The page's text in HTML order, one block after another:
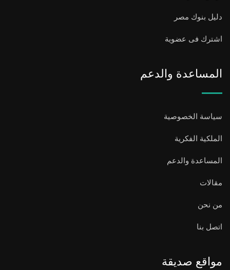
دليل بنوك مصر
اشترك فى عضوية
المساعدة والدعم
سياسة الخصوصية
الملكية الفكرية
المساعدة والدعم
مقالات
من نحن
اتصل بنا
مواقع صديقة